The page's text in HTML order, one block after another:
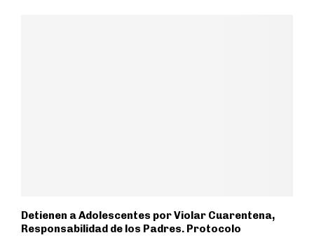
Detienen a Adolescentes por Violar Cuarentena,
Responsabilidad de los Padres. Protocolo